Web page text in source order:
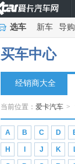
选车 新车 导购
买车中心
经销商大全
当前位置： 爱卡汽车 >
A B C D
H J K